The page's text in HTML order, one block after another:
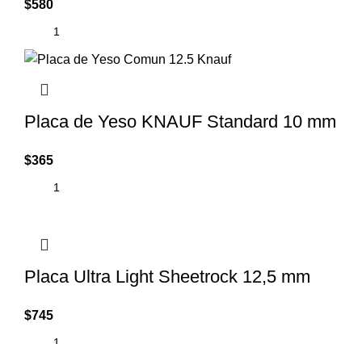
$580
Placa de Yeso KNAUF Standard 10 mm
$365
Placa Ultra Light Sheetrock 12,5 mm
$745